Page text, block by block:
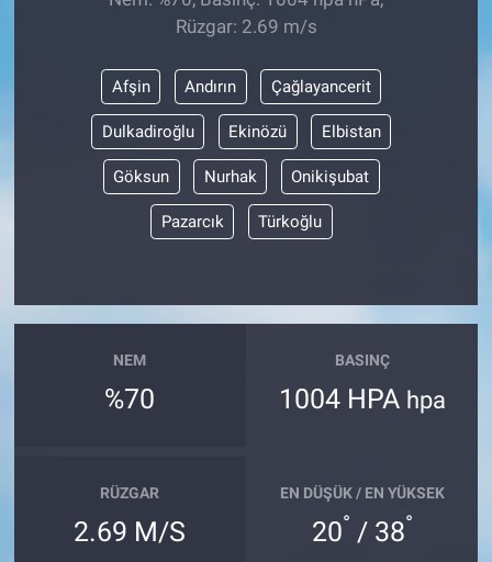
Rüzgar: 2.69 m/s
Afşin Andırın Çağlayancerit
Dulkadiroğlu Ekinözü Elbistan
Göksun Nurhak Onikişubat
Pazarcık Türkoğlu
NEM
%70
BASINÇ
1004 HPA hpa
RÜZGAR
2.69 M/S
EN DÜŞÜK / EN YÜKSEK
20° / 38°